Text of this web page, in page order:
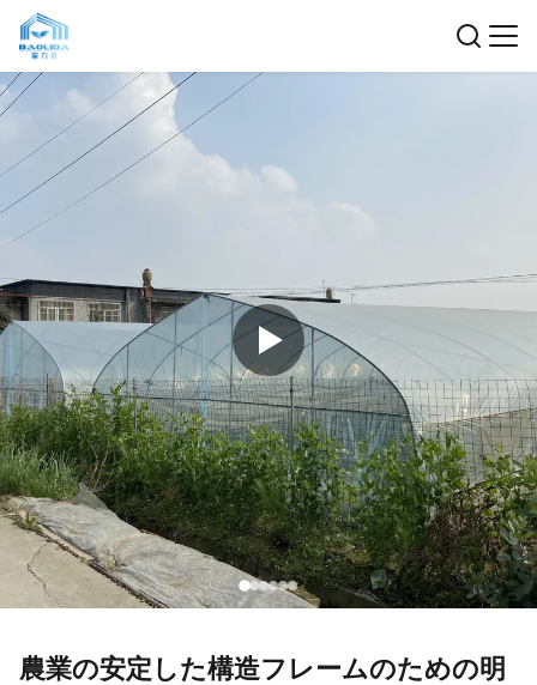
農業の安定した構造フレームのための明